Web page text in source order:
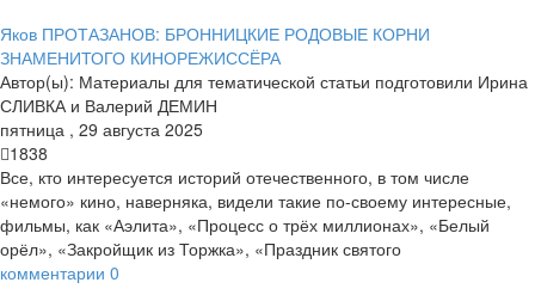
Яков ПРОТАЗАНОВ: БРОННИЦКИЕ РОДОВЫЕ КОРНИ
ЗНАМЕНИТОГО КИНОРЕЖИССЁРА
Автор(ы): Материалы для тематической статьи подготовили Ирина
СЛИВКА и Валерий ДЕМИН
пятница , 29 августа 2025
1838
Все, кто интересуется историй отечественного, в том числе
«немого» кино, наверняка, видели такие по-своему интересные,
фильмы, как «Аэлита», «Процесс о трёх миллионах», «Белый
орёл», «Закройщик из Торжка», «Праздник святого
комментарии 0